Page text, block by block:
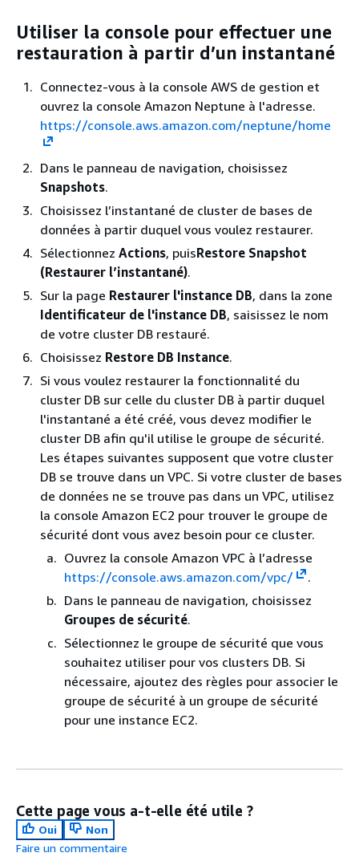
Utiliser la console pour effectuer une
restauration à partir d’un instantané
Connectez-vous à la console AWS de gestion et
ouvrez la console Amazon Neptune à l'adresse.
https://console.aws.amazon.com/neptune/home
Dans le panneau de navigation, choisissez
Snapshots.
Choisissez l’instantané de cluster de bases de
données à partir duquel vous voulez restaurer.
Sélectionnez Actions, puisRestore Snapshot
(Restaurer l’instantané).
Sur la page Restaurer l'instance DB, dans la zone
Identificateur de l'instance DB, saisissez le nom
de votre cluster DB restauré.
Choisissez Restore DB Instance.
Si vous voulez restaurer la fonctionnalité du
cluster DB sur celle du cluster DB à partir duquel
l'instantané a été créé, vous devez modifier le
cluster DB afin qu'il utilise le groupe de sécurité.
Les étapes suivantes supposent que votre cluster
DB se trouve dans un VPC. Si votre cluster de bases
de données ne se trouve pas dans un VPC, utilisez
la console Amazon EC2 pour trouver le groupe de
sécurité dont vous avez besoin pour ce cluster.
Ouvrez la console Amazon VPC à l’adresse
https://console.aws.amazon.com/vpc/
.
Dans le panneau de navigation, choisissez
Groupes de sécurité.
Sélectionnez le groupe de sécurité que vous
souhaitez utiliser pour vos clusters DB. Si
nécessaire, ajoutez des règles pour associer le
groupe de sécurité à un groupe de sécurité
pour une instance EC2.
Cette page vous a-t-elle été utile ?
Oui
Non
Faire un commentaire